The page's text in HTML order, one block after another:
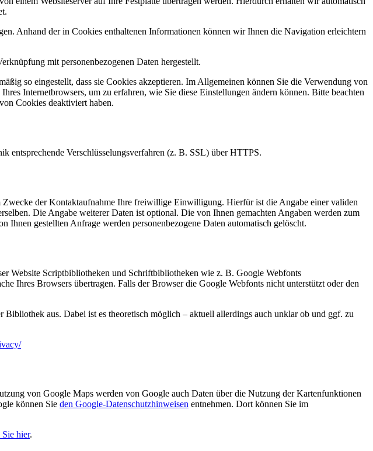
Anhand der in Cookies enthaltenen Informationen können wir Ihnen die Navigation erleichtern
mit personenbezogenen Daten hergestellt.
so eingestellt, dass sie Cookies akzeptieren. Im Allgemeinen können Sie die Verwendung von
Internetbrowsers, um zu erfahren, wie Sie diese Einstellungen ändern können. Bitte beachten
Cookies deaktiviert haben.
entsprechende Verschlüsselungsverfahren (z. B. SSL) über HTTPS.
der Kontaktaufnahme Ihre freiwillige Einwilligung. Hierfür ist die Angabe einer validen
Die Angabe weiterer Daten ist optional. Die von Ihnen gemachten Angaben werden zum
gestellten Anfrage werden personenbezogene Daten automatisch gelöscht.
Website Scriptbibliotheken und Schriftbibliotheken wie z. B. Google Webfonts
Ihres Browsers übertragen. Falls der Browser die Google Webfonts nicht unterstützt oder den
aus. Dabei ist es theoretisch möglich – aktuell allerdings auch unklar ob und ggf. zu
von Google Maps werden von Google auch Daten über die Nutzung der Kartenfunktionen
können Sie den Google-Datenschutzhinweisen entnehmen. Dort können Sie im
hier.